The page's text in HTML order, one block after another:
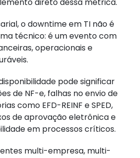
o downtime em TI não é
técnico: é um evento com
operacionais e
pode significar
de NF-e, falhas no envio de
como EFD-REINF e SPED,
de aprovação eletrônica e
em processos críticos.
multi-empresa, multi-